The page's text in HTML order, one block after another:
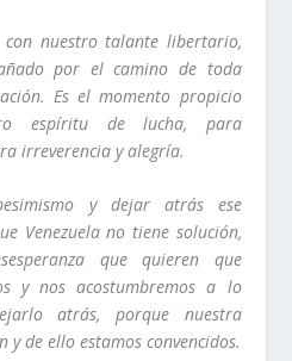
con nuestro talante libertario,
por el camino de toda
Es el momento propicio
espíritu de lucha, para
irreverencia y alegría.
y dejar atrás ese
Venezuela no tiene solución,
que quieren que
y nos acostumbremos a lo
atrás, porque nuestra
y de ello estamos convencidos.